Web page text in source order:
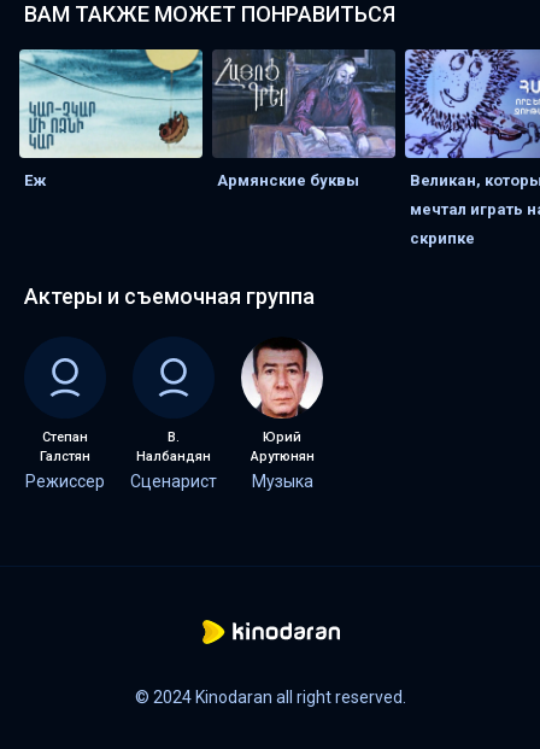
ВАМ ТАКЖЕ МОЖЕТ ПОНРАВИТЬСЯ
Еж Армянские буквы
Великан,
мечтал играть
скрипке
Актеры и съемочная группа
Степан
Галстян
Режиссер
В.
Налбандян
Сценарист
Юрий
Арутюнян
Музыка
© 2024 Kinodaran all right reserved.